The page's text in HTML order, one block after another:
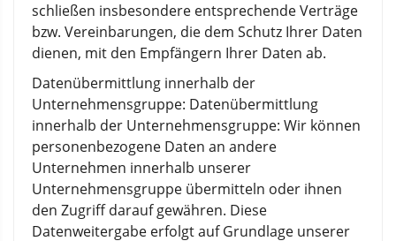
schließen insbesondere entsprechende Verträge
bzw. Vereinbarungen, die dem Schutz Ihrer Daten
dienen, mit den Empfängern Ihrer Daten ab.
Datenübermittlung innerhalb der
Unternehmensgruppe: Datenübermittlung
innerhalb der Unternehmensgruppe: Wir können
personenbezogene Daten an andere
Unternehmen innerhalb unserer
Unternehmensgruppe übermitteln oder ihnen
den Zugriff darauf gewähren. Diese
Datenweitergabe erfolgt auf Grundlage unserer